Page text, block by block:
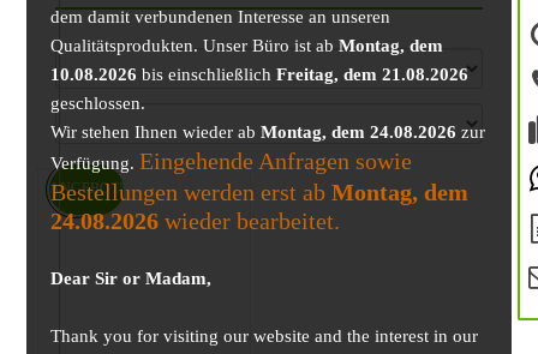
dem damit verbundenen Interesse an unseren
Qualitätsprodukten. Unser Büro ist abMontag, dem
10.08.2026 bis einschließlichFreitag, dem 21.08.2026
geschlossen.
Wir stehen Ihnen wieder abMontag, dem 24.08.2026 zur
Verfügung. Eingehende Anfragen sowie
Bestellungen werden erst abMontag, dem
24.08.2026 wieder bearbeitet.
Dear Sir or Madam,
Thank you for visiting our website and the interest in our
ANGEBOT!